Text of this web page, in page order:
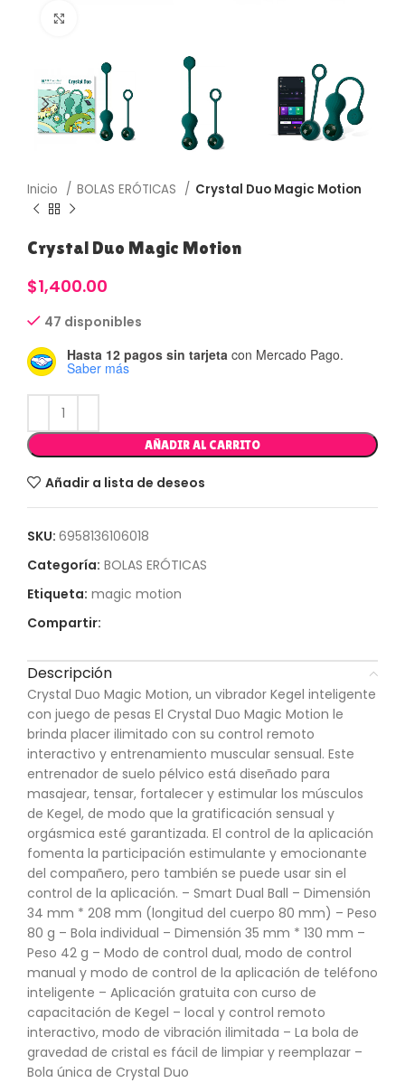
Inicio BOLAS ERÓTICAS Crystal Duo Magic Motion
Crystal Duo Magic Motion
$1,400.00
47 disponibles
Hasta 12 pagos sin tarjeta con Mercado Pago.
Saber más
AÑADIR AL CARRITO
Añadir a lista de deseos
SKU: 6958136106018
Categoría: BOLAS ERÓTICAS
Etiqueta: magic motion
Compartir:
Descripción
Crystal Duo Magic Motion, un vibrador Kegel inteligente
con juego de pesas El Crystal Duo Magic Motion le
brinda placer ilimitado con su control remoto
interactivo y entrenamiento muscular sensual. Este
entrenador de suelo pélvico está diseñado para
masajear, tensar, fortalecer y estimular los músculos
de Kegel, de modo que la gratificación sensual y
orgásmica esté garantizada. El control de la aplicación
fomenta la participación estimulante y emocionante
del compañero, pero también se puede usar sin el
control de la aplicación. – Smart Dual Ball – Dimensión
34 mm * 208 mm (longitud del cuerpo 80 mm) – Peso
80 g – Bola individual – Dimensión 35 mm * 130 mm –
Peso 42 g – Modo de control dual, modo de control
manual y modo de control de la aplicación de teléfono
inteligente – Aplicación gratuita con curso de
capacitación de Kegel – local y control remoto
interactivo, modo de vibración ilimitada – La bola de
gravedad de cristal es fácil de limpiar y reemplazar –
Bola única de Crystal Duo